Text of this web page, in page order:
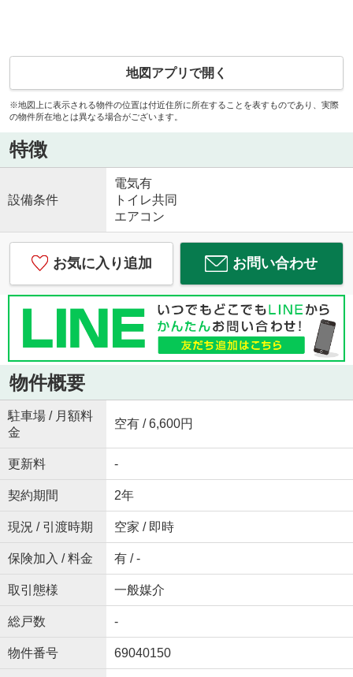
地図アプリで開く
※地図上に表示される物件の位置は付近住所に所在することを表すものであり、実際
の物件所在地とは異なる場合がございます。
特徴
設備条件
電気有
トイレ共同
エアコン
お気に入り追加 お問い合わせ
物件概要
駐車場 / 月額料
金
空有 / 6,600円
更新料 -
契約期間 2年
現況 / 引渡時期 空家 / 即時
保険加入 / 料金 有 / -
取引態様 一般媒介
総戸数 -
物件番号 69040150